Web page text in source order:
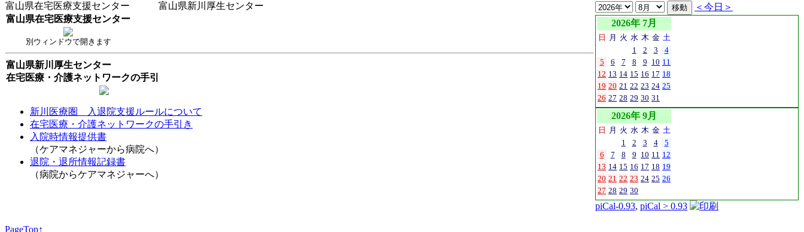
富山県在宅医療支援センター 富山県新川厚生センター
富山県在宅医療支援センター
別ウィンドウで開きます
富山県新川厚生センター
在宅医療・介護ネットワークの手引
新川医療圏 入退院支援ルールについて
在宅医療・介護ネットワークの手引き
入院時情報提供書
（ケアマネジャーから病院へ）
退院・退所情報記録書
（病院からケアマネジャーへ）
＜今日＞
2026年 7月
日 月 火 水 木 金 土
1
2 3
4
5
6 7 8 9 10 11
12 13 14 15 16 17 18
19 20 21 22 23 24 25
26 27 28 29 30 31
2026年 9月
日 月 火 水 木 金 土
1
2 3 4
5
6
7 8 9 10 11 12
13 14 15 16 17 18 19
20 21 22 23 24 25 26
27 28 29 30
piCal-0.93, piCal > 0.93
PageTop↑